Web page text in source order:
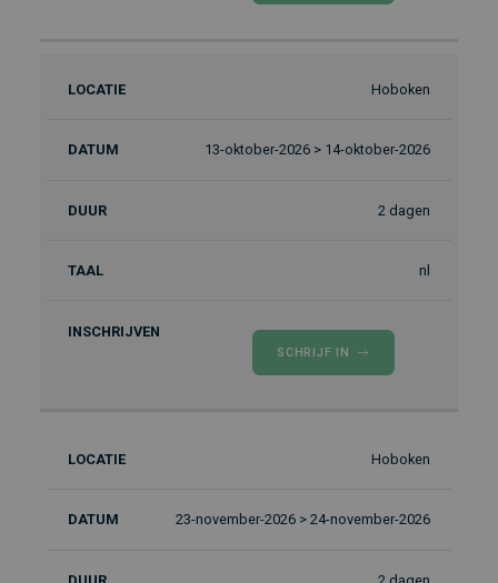
Hoboken
13-oktober-2026 > 14-oktober-2026
2 dagen
nl
SCHRIJF IN
Hoboken
23-november-2026 > 24-november-2026